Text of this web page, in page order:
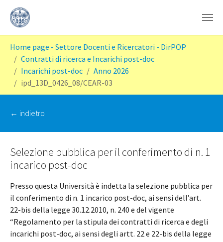
Home page - Settore Docenti e Ricercatori - DirPOP
Contratti di ricerca e Incarichi post-doc
Incarichi post-doc
Anno 2026
ipd_13D_0426_08/CEAR-03
‭← indietro
Selezione pubblica per il conferimento di n. 1
incarico post-doc
Presso questa Università è indetta la selezione pubblica per
il conferimento di n. 1 incarico post-doc, ai sensi dell’art.
22-bis della legge 30.12.2010, n. 240 e del vigente
“Regolamento per la stipula dei contratti di ricerca e degli
incarichi post-doc, ai sensi degli artt. 22 e 22-bis della legge